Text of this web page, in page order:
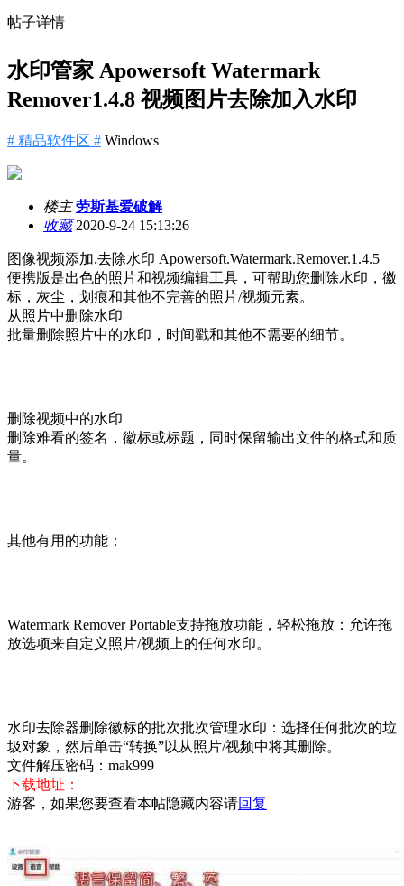
帖子详情
水印管家 Apowersoft Watermark
Remover1.4.8 视频图片去除加入水印
# 精品软件区 # Windows
楼主 劳斯基爱破解
收藏2020-9-24 15:13:26
图像视频添加.去除水印 Apowersoft.Watermark.Remover.1.4.5
便携版是出色的照片和视频编辑工具，可帮助您删除水印，徽
标，灰尘，划痕和其他不完善的照片/视频元素。
从照片中删除水印
批量删除照片中的水印，时间戳和其他不需要的细节。
删除视频中的水印
删除难看的签名，徽标或标题，同时保留输出文件的格式和质
量。
其他有用的功能：
Watermark Remover Portable支持拖放功能，轻松拖放：允许拖
放选项来自定义照片/视频上的任何水印。
水印去除器删除徽标的批次批次管理水印：选择任何批次的垃
圾对象，然后单击“转换”以从照片/视频中将其删除。
文件解压密码：mak999
下载地址：
游客，如果您要查看本帖隐藏内容请回复